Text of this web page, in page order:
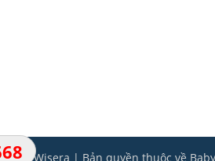
bởi Wisera | Bản quyền thuộc về